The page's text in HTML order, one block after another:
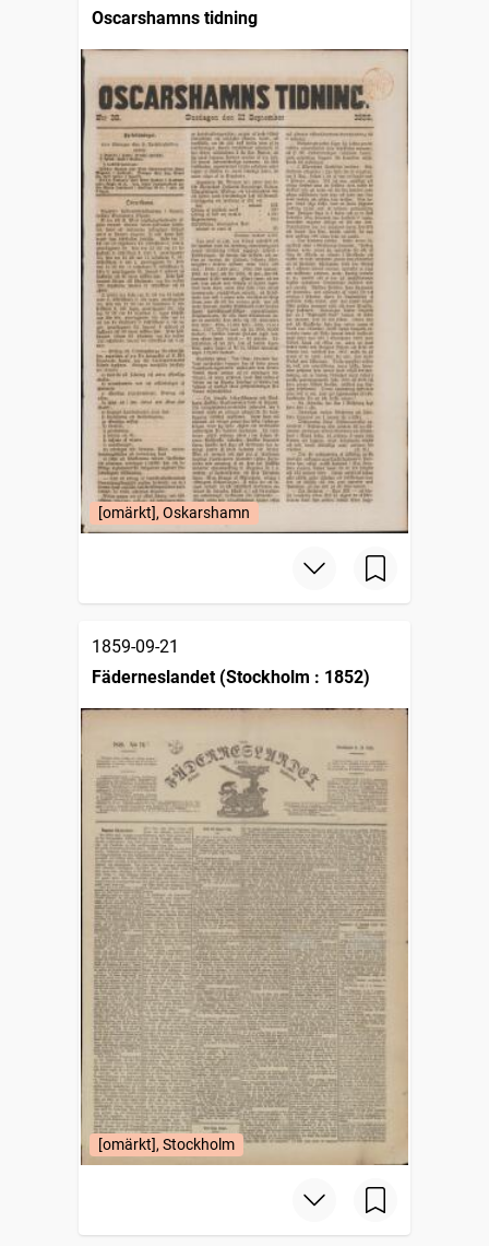
Oscarshamns tidning
[omärkt], Oskarshamn
1859-09-21
Fäderneslandet (Stockholm : 1852)
[omärkt], Stockholm